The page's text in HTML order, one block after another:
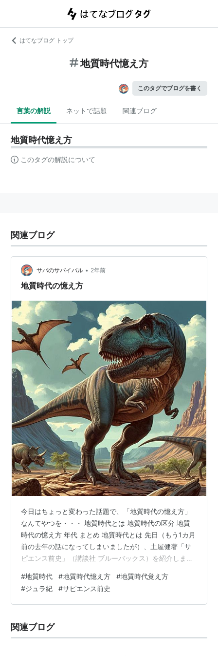
はてなブログ トップ
地質時代憶え方
このタグでブログを書く
言葉の解説 ネットで話題 関連ブログ
地質時代憶え方
このタグの解説について
関連ブログ
サバのサバイバル • 2年前
地質時代の憶え方
今日はちょっと変わった話題で、「地質時代の憶え方」
なんてやつを・・・ 地質時代とは 地質時代の区分 地質
時代の憶え方 年代 まとめ 地質時代とは 先日（もう1カ月
前の去年の話になってしまいましたが）、土屋健著「サ
ピエンス前史」（講談社 ブルーバックス）を紹介しまし
ですが、用語は厳密で、本文中には、「古生代シルル紀
には歯を持つ魚が出現し」とか「ジュラ紀後期の地層か
ら化石が発見されている」などどいう記述が頻繁に出て
大体どのあたりの時期かがわかっているとかなり読みや
すくなり、理解も深まります。…
#地質時代 #地質時代憶え方 #地質時代覚え方
#ジュラ紀 #サピエンス前史
関連ブログ